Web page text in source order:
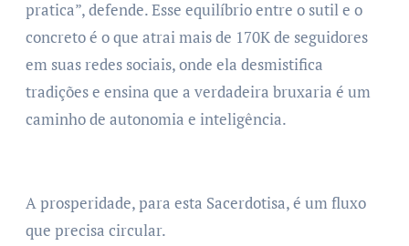
pratica”, defende. Esse equilíbrio entre o sutil e o
concreto é o que atrai mais de 170K de seguidores
em suas redes sociais, onde ela desmistifica
tradições e ensina que a verdadeira bruxaria é um
caminho de autonomia e inteligência.
A prosperidade, para esta Sacerdotisa, é um fluxo
que precisa circular.